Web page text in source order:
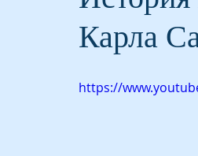
Карла
https://